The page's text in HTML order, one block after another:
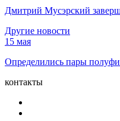
Дмитрий Мусэрский
Другие новости
15 мая
Определились пары
контакты